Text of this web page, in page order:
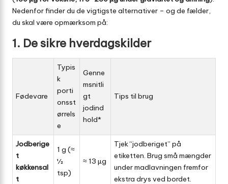
Nedenfor finder du de vigtigste alternativer – og de fælder,
du skal være opmærksom på:
1. De sikre hverdagskilder
Fødevare
Typis
k
porti
onsst
ørrels
e
Genne
msnitli
gt
jodind
hold*
Tips til brug
Jodberige
t
køkkensal
t
1 g (≈
½
tsp)
≈ 13 µg
Tjek “jodberiget” på
etiketten. Brug små mængder
under madlavningen fremfor
ekstra drys ved bordet.